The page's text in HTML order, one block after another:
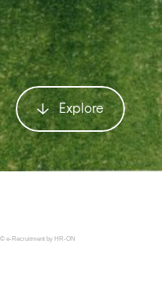
Explore
© e-Recruitment by HR-ON